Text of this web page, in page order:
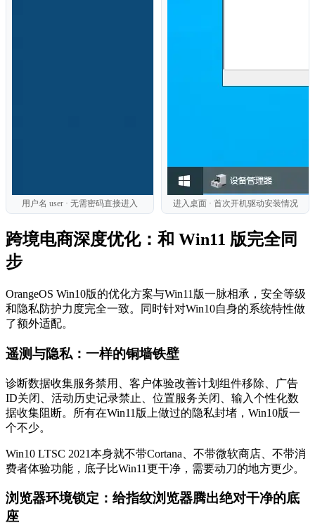
用户名 user · 无需密码直接进入 进入桌面 · 首次开机驱动安装情况
跨境电商深度优化：和 Win11 版完全同
步
OrangeOS Win10版的优化方案与Win11版一脉相承，安全等级
和隐私防护力度完全一致。同时针对Win10自身的系统特性做
了额外适配。
遥测与隐私：一样的铜墙铁壁
诊断数据收集服务禁用、客户体验改善计划组件移除、广告
ID关闭、活动历史记录禁止、位置服务关闭、输入个性化数
据收集阻断。所有在Win11版上做过的隐私封堵，Win10版一
个不少。
Win10 LTSC 2021本身就不带Cortana、不带微软商店、不带消
费者体验功能，底子比Win11更干净，需要动刀的地方更少。
浏览器环境锁定：给指纹浏览器腾出绝对干净的底
座